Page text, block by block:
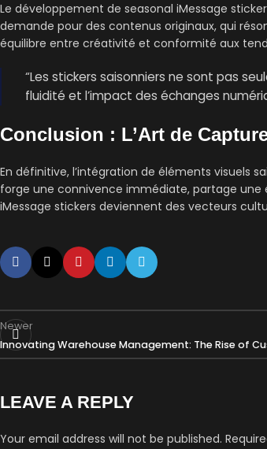
Le développement de seasonal iMessage
demande pour des contenus originaux, qui
équilibre entre créativité et conformité aux
“Les stickers saisonniers ne sont pas
fluidité et l’impact des échanges
Conclusion : L’Art de
En définitive, l’intégration de éléments visuels
forge une connivence immédiate, partage une
iMessage stickers deviennent des vecteurs
Newer
Innovating Warehouse Management: The Rise of
LEAVE A REPLY
Your email address will not be published.